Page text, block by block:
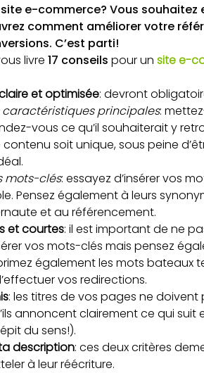
e-commerce? Vous
comment améliorer votre
C’est parti!
livre17 conseils pour un site e-
et optimisée: devront
caractéristiques principales:
vous ce qu’il souhaiterait y
soit unique, sous peine
mots-clés: essayez d’insérer vos
Pensez également à leurs
et au référencement.
et courtes: il est important de ne
vos mots-clés mais pensez
également les mots bateaux
vos redirections.
: les titres de vos pages ne doivent
annoncent clairement ce qui
du sens!).
description: ces deux critères
à leur réécriture.